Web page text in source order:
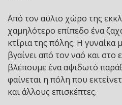
Από τον αύλιο χώρο της
χαμηλότερο επίπεδο ένα
κτίρια της πόλης. Η
βγαίνει από τον ναό και στο
βλέπουμε ένα αψιδωτό
φαίνεται η πόλη που
και άλλους επισκέπτες.